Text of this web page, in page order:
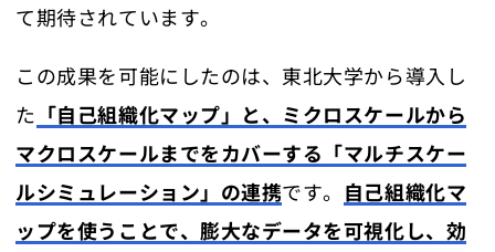
て期待されています。
この成果を可能にしたのは、東北大学から導入し
た 「自己組織化マップ」と、ミクロスケールから
マクロスケールまでをカバーする「マルチスケー
ルシミュレーション」の連携です。 自己組織化マ
ップを使うことで、膨大なデータを可視化し、効